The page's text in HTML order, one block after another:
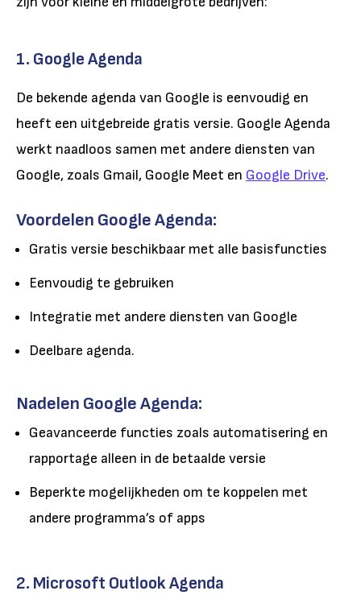
1. Google Agenda
De bekende agenda van Google is eenvoudig en
heeft een uitgebreide gratis versie. Google Agenda
werkt naadloos samen met andere diensten van
Google, zoals Gmail, Google Meet en Google Drive.
Voordelen Google Agenda:
Gratis versie beschikbaar met alle basisfuncties
Eenvoudig te gebruiken
Integratie met andere diensten van Google
Deelbare agenda.
Nadelen Google Agenda:
Geavanceerde functies zoals automatisering en
rapportage alleen in de betaalde versie
Beperkte mogelijkheden om te koppelen met
andere programma’s of apps
2. Microsoft Outlook Agenda